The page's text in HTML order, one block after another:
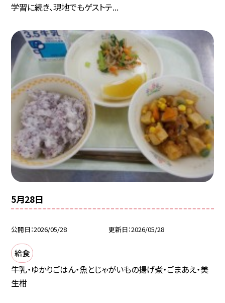
学習に続き、現地でもゲストテ...
5月28日
公開日 2026/05/28 更新日 2026/05/28
給食
牛乳・ゆかりごはん・魚とじゃがいもの揚げ煮・ごまあえ・美
生柑